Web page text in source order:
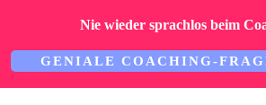
Nie wieder sprachlos beim
GENIALE COACHING-